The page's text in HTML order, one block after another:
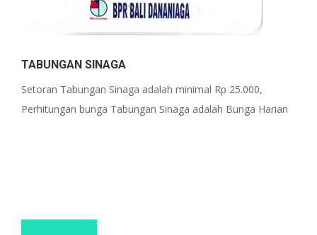
TABUNGAN SINAGA
Setoran Tabungan Sinaga adalah minimal Rp 25.000,
Perhitungan bunga Tabungan Sinaga adalah Bunga Harian